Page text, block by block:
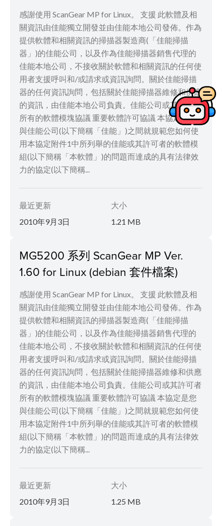
感謝使用 ScanGear MP for Linux。 支援 此軟體及相
關資訊由佳能獨立開發並由佳能本地公司發佈。作為
提供軟體和相關資訊的掃描器製造商(「佳能掃描
器」)的佳能公司，以及作為佳能掃描器銷售代理的
佳能本地公司，不接收關於軟體和相關資訊的任何使
用者支援呼叫和/或請求或資訊詢問。關於佳能掃描
器的任何資訊詢問，包括關於佳能掃描器維修和供應
的資訊，由佳能本地公司負責。佳能公司或其許可者
所有的軟體模塊協議 重要軟體許可協議 本協定是您
與佳能公司(以下簡稱「佳能」)之間就規範您如何使
用本協定附件1中所列舉的佳能或其許可者的軟體模
組(以下簡稱「本軟體」)的問題而達成的具有法律效
力的協定(以下簡稱...
最近更新
2010年9月3日
大小
1.21 MB
MG5200 系列 ScanGear MP Ver.
1.60 for Linux (debian 套件檔案)
感謝使用 ScanGear MP for Linux。 支援 此軟體及相
關資訊由佳能獨立開發並由佳能本地公司發佈。作為
提供軟體和相關資訊的掃描器製造商(「佳能掃描
器」)的佳能公司，以及作為佳能掃描器銷售代理的
佳能本地公司，不接收關於軟體和相關資訊的任何使
用者支援呼叫和/或請求或資訊詢問。關於佳能掃描
器的任何資訊詢問，包括關於佳能掃描器維修和供應
的資訊，由佳能本地公司負責。佳能公司或其許可者
所有的軟體模塊協議 重要軟體許可協議 本協定是您
與佳能公司(以下簡稱「佳能」)之間就規範您如何使
用本協定附件1中所列舉的佳能或其許可者的軟體模
組(以下簡稱「本軟體」)的問題而達成的具有法律效
力的協定(以下簡稱...
最近更新
2010年9月3日
大小
1.25 MB